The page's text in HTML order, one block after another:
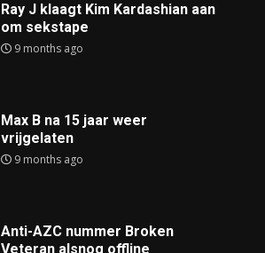
Ray J klaagt Kim Kardashian aan
om sekstape
9 months ago
Max B na 15 jaar weer
vrijgelaten
9 months ago
Anti-AZC nummer Broken
Veteran alsnog offline